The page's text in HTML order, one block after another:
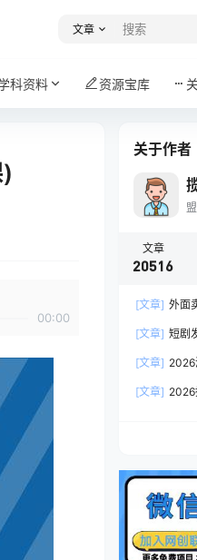
文章
科资料 资源宝库
00:00
关于作者
文章
20516
[文章] 外面
出高流量真
[文章] 短剧
手出单
[文章] 2026
基础权重
[文章] 2026